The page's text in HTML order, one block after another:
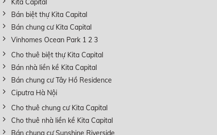
Kita Capital
Bán biệt thự Kita Capital
Bán chung cư Kita Capital
Vinhomes Ocean Park 1 2 3
Cho thuê biệt thự Kita Capital
Bán nhà liền kề Kita Capital
Bán chung cư Tây Hồ Residence
Ciputra Hà Nội
Cho thuê chung cư Kita Capital
Cho thuê nhà liền kề Kita Capital
Bán chung cư Sunshine Riverside